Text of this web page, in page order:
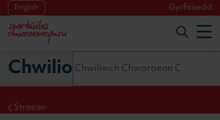
Skip to main content
English Gyrfaoedd
Toggle
Chwilio
Straeon